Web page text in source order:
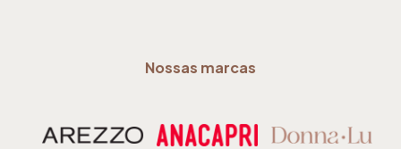
Nossas marcas